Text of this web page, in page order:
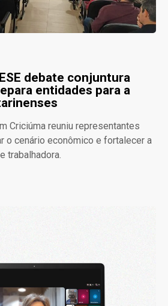
debate conjuntura
entidades para a
Criciúma reuniu representantes
o cenário econômico e fortalecer a
trabalhadora.